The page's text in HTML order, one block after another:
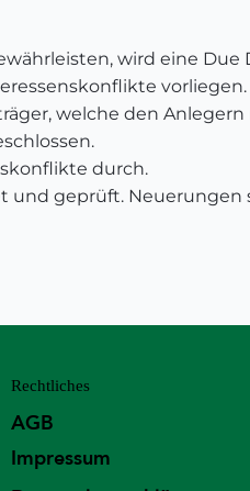
wird eine Due
vorliegen.
welche den Anlegern
durch.
und geprüft. Neuerungen
Rechtliches
AGB
Impressum